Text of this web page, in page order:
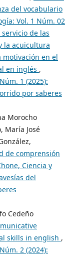
del vocabulario
Vol. 1 Núm. 02
de las
la acuicultura
motivación en el
en inglés ,
1 (2025):
por saberes
Morocho
María José
de comprensión
Ciencia y
del
Cedeño
skills in english ,
2 (2024):